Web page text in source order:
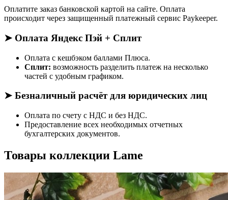
Оплатите заказ банковской картой на сайте. Оплата
происходит через защищенный платежный сервис Paykeeper.
➤ Оплата Яндекс Пэй + Сплит
Оплата с кешбэком баллами Плюса.
Сплит: возможность разделить платеж на несколько
частей с удобным графиком.
➤ Безналичный расчёт для юридических лиц
Оплата по счету с НДС и без НДС.
Предоставление всех необходимых отчетных
бухгалтерских документов.
Товары коллекции Lame